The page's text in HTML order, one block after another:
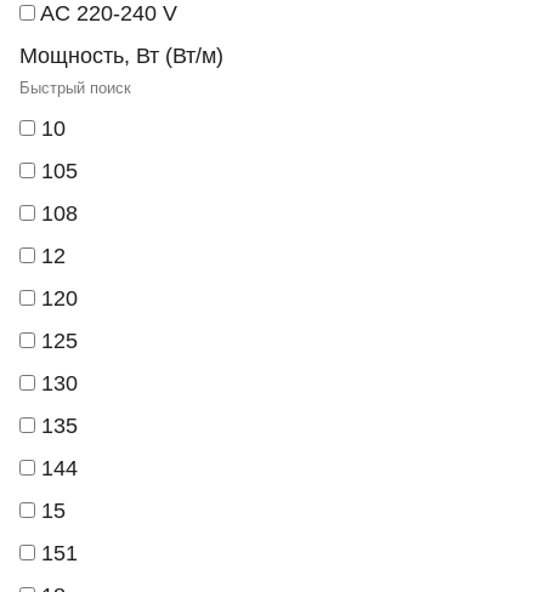
AC 220-240 V
Мощность, Вт (Вт/м)
10
105
108
12
120
125
130
135
144
15
151